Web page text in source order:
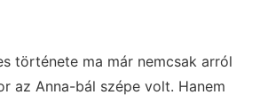
története ma már nemcsak arról
az Anna-bál szépe volt. Hanem